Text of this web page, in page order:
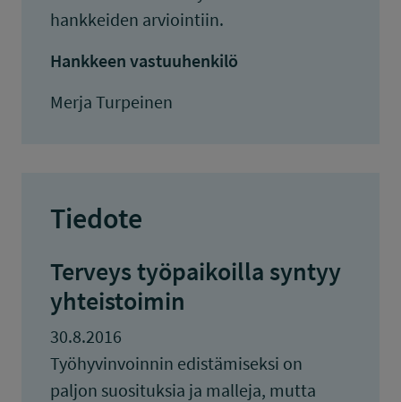
hankkeiden arviointiin.
Hankkeen vastuuhenkilö
Merja Turpeinen
Tiedote
Terveys työpaikoilla syntyy
yhteistoimin
30.8.2016
Työhyvinvoinnin edistämiseksi on
paljon suosituksia ja malleja, mutta